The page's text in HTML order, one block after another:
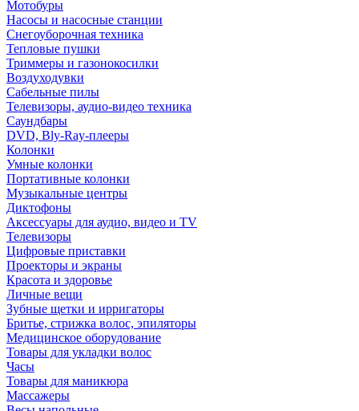
Мотобуры
Насосы и насосные станции
Снегоуборочная техника
Тепловые пушки
Триммеры и газонокосилки
Воздуходувки
Сабельные пилы
Телевизоры, аудио-видео техника
Саундбары
DVD, Bly-Ray-плееры
Колонки
Умные колонки
Портативные колонки
Музыкальные центры
Диктофоны
Аксессуары для аудио, видео и TV
Телевизоры
Цифровые приставки
Проекторы и экраны
Красота и здоровье
Личные вещи
Зубные щетки и ирригаторы
Бритье, стрижка волос, эпиляторы
Медицинское оборудование
Товары для укладки волос
Часы
Товары для маникюра
Массажеры